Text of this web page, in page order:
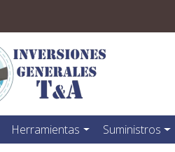
Herramientas Suministros